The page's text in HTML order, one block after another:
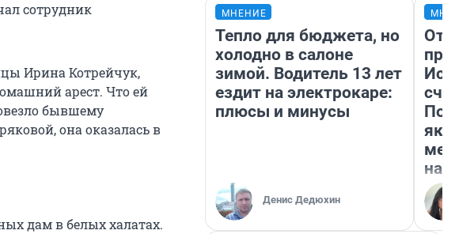
сотрудник
Ирина Котрейчук,
арест. Что ей
бывшему
она оказалась в
дам в белых халатах.
МНЕНИЕ
Тепло для бюджета, но
холодно в салоне
зимой. Водитель 13 лет
ездит на электрокаре:
плюсы и минусы
Денис Дедюхин
метр